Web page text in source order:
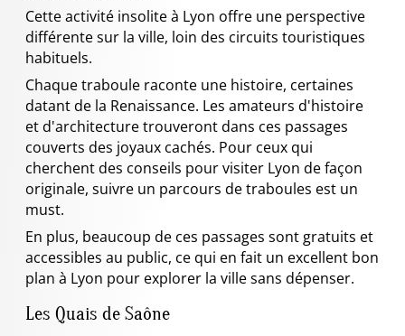
Cette activité insolite à Lyon offre une perspective
différente sur la ville, loin des circuits touristiques
habituels.
Chaque traboule raconte une histoire, certaines
datant de la Renaissance. Les amateurs d'histoire
et d'architecture trouveront dans ces passages
couverts des joyaux cachés. Pour ceux qui
cherchent des conseils pour visiter Lyon de façon
originale, suivre un parcours de traboules est un
must.
En plus, beaucoup de ces passages sont gratuits et
accessibles au public, ce qui en fait un excellent bon
plan à Lyon pour explorer la ville sans dépenser.
Les Quais de Saône